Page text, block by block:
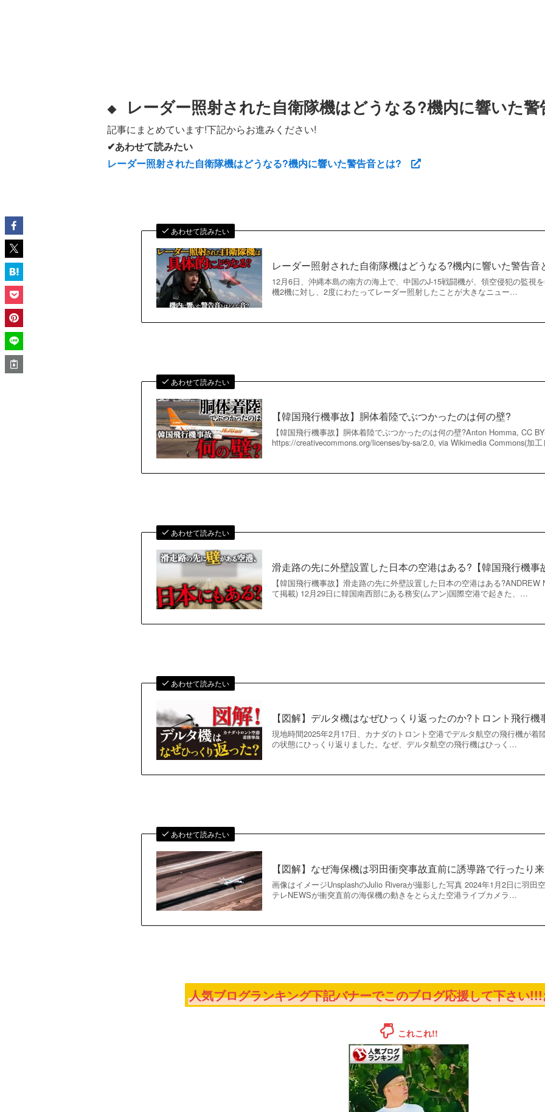
◆ レーダー照射された自衛隊機はどうなる?機内に響いた警
記事にまとめています!下記からお進みください!
✔あわせて読みたい
レーダー照射された自衛隊機はどうなる?機内に響いた警告音とは?
あわせて読みたい
レーダー照射された自衛隊機はどうなる?機内に響いた警告音
12月6日、沖縄本島の南方の海上で、中国のJ-15戦闘機が、領空侵犯の監視
機2機に対し、2度にわたってレーダー照射したことが大きなニュー…
あわせて読みたい
【韓国飛行機事故】胴体着陸でぶつかったのは何の壁?
【韓国飛行機事故】胴体着陸でぶつかったのは何の壁?Anton Homma, CC
https://creativecommons.org/licenses/by-sa/2.0, via Wikimedia Commons(加
あわせて読みたい
滑走路の先に外壁設置した日本の空港はある?【韓国飛行機事
【韓国飛行機事故】滑走路の先に外壁設置した日本の空港はある
て掲載) 12月29日に韓国南西部にある務安(ムアン)国際空港で起きた、…
あわせて読みたい
【図解】デルタ機はなぜひっくり返ったのか?トロント飛行機
現地時間2025年2月17日、カナダのトロント空港でデルタ航空の飛行機が着
の状態にひっくり返りました。なぜ、デルタ航空の飛行機はひっく…
あわせて読みたい
【図解】なぜ海保機は羽田衝突事故直前に誘導路で行ったり
画像はイメージUnsplashのJulio Riveraが撮影した写真 2024年1月2日に羽田
テレNEWSが衝突直前の海保機の動きをとらえた空港ライブカメラ…
人気ブログランキング下記バナーでこのブログ応援して下さい
これこれ!!